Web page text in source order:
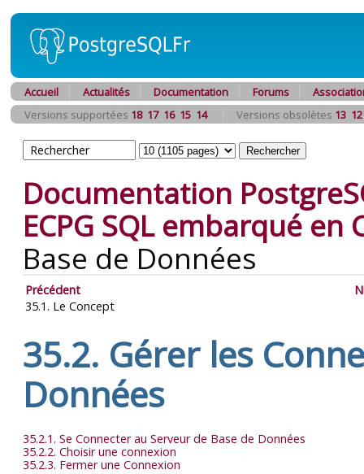
Accueil Actualités Documentation Forums
Versions supportées 18 17 16 15 14 Versions obsolètes 13 12
Documentation
ECPG SQLembarqué en
Base de Données
Précédent
35.1. Le Concept
35.2. Gérer les
Données
35.2.1. Se Connecter au Serveur de Base de Données
35.2.2. Choisir une connexion
35.2.3. Fermer une Connexion